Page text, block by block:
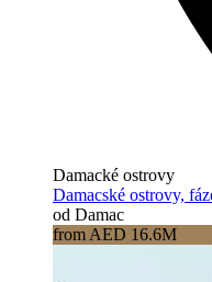
Damacké ostrovy
Damacské ostrovy,
od Damac
from AED 16.6M